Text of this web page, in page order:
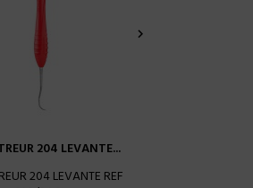
204 LEVANTE...
204 LEVANTE REF
